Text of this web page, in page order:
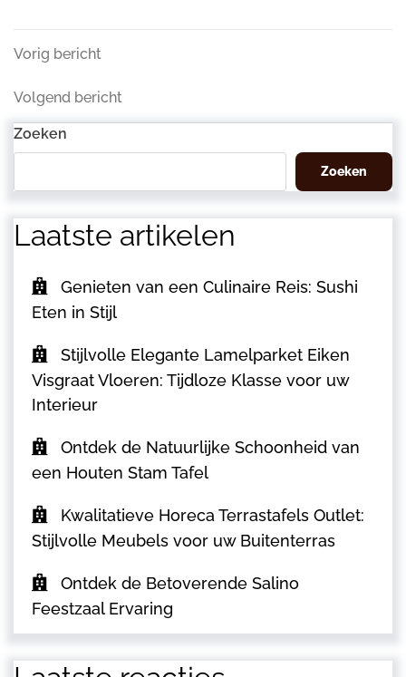
Berichtnavigatie
Vorig
Vorig bericht
Volgend
bericht
Volgend bericht
Zoeken
Zoeken
Laatste artikelen
Genieten van een Culinaire Reis: Sushi
Eten in Stijl
Stijlvolle Elegante Lamelparket Eiken
Visgraat Vloeren: Tijdloze Klasse voor uw
Interieur
Ontdek de Natuurlijke Schoonheid van
een Houten Stam Tafel
Kwalitatieve Horeca Terrastafels Outlet:
Stijlvolle Meubels voor uw Buitenterras
Ontdek de Betoverende Salino
Feestzaal Ervaring